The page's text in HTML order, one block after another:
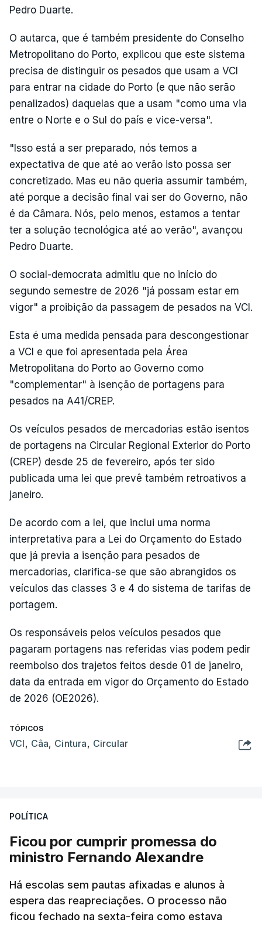
Pedro Duarte.
O autarca, que é também presidente do Conselho
Metropolitano do Porto, explicou que este sistema
precisa de distinguir os pesados que usam a VCI
para entrar na cidade do Porto (e que não serão
penalizados) daquelas que a usam "como uma via
entre o Norte e o Sul do país e vice-versa".
"Isso está a ser preparado, nós temos a
expectativa de que até ao verão isto possa ser
concretizado. Mas eu não queria assumir também,
até porque a decisão final vai ser do Governo, não
é da Câmara. Nós, pelo menos, estamos a tentar
ter a solução tecnológica até ao verão", avançou
Pedro Duarte.
O social-democrata admitiu que no início do
segundo semestre de 2026 "já possam estar em
vigor" a proibição da passagem de pesados na VCI.
Esta é uma medida pensada para descongestionar
a VCI e que foi apresentada pela Área
Metropolitana do Porto ao Governo como
"complementar" à isenção de portagens para
pesados na A41/CREP.
Os veículos pesados de mercadorias estão isentos
de portagens na Circular Regional Exterior do Porto
(CREP) desde 25 de fevereiro, após ter sido
publicada uma lei que prevê também retroativos a
janeiro.
De acordo com a lei, que inclui uma norma
interpretativa para a Lei do Orçamento do Estado
que já previa a isenção para pesados de
mercadorias, clarifica-se que são abrangidos os
veículos das classes 3 e 4 do sistema de tarifas de
portagem.
Os responsáveis pelos veículos pesados que
pagaram portagens nas referidas vias podem pedir
reembolso dos trajetos feitos desde 01 de janeiro,
data da entrada em vigor do Orçamento do Estado
de 2026 (OE2026).
TÓPICOS
VCI, Câa, Cintura, Circular
POLÍTICA
Ficou por cumprir promessa do
ministro Fernando Alexandre
Há escolas sem pautas afixadas e alunos à
espera das reapreciações. O processo não
ficou fechado na sexta-feira como estava